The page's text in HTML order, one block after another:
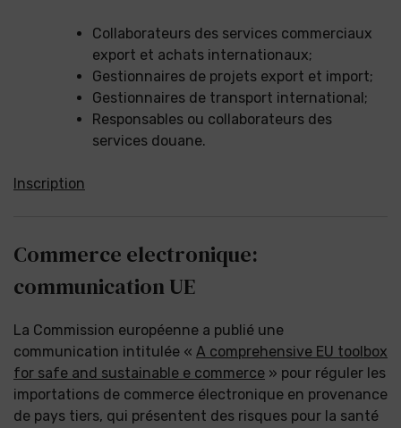
Collaborateurs des services commerciaux
export et achats internationaux;
Gestionnaires de projets export et import;
Gestionnaires de transport international;
Responsables ou collaborateurs des
services douane.
Inscription
Commerce electronique:
communication UE
La Commission européenne a publié une
communication intitulée « A comprehensive EU toolbox
for safe and sustainable e commerce » pour réguler les
importations de commerce électronique en provenance
de pays tiers, qui présentent des risques pour la santé